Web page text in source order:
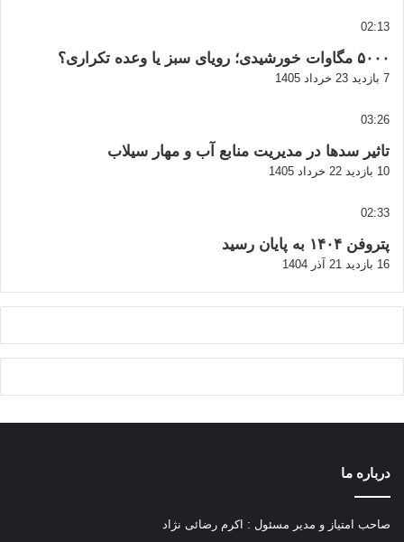
02:13
۵۰۰۰ مگاوات خورشیدی؛ رویای سبز یا وعده تکراری؟
7 بازدید 23 خرداد 1405
03:26
تاثیر سدها در مدیریت منابع آب و مهار سیلاب
10 بازدید 22 خرداد 1405
02:33
پتروفن ۱۴۰۴ به پایان رسید
16 بازدید 21 آذر 1404
درباره ما
صاحب امتیاز و مدیر مسئول : اکرم رضائی نژاد